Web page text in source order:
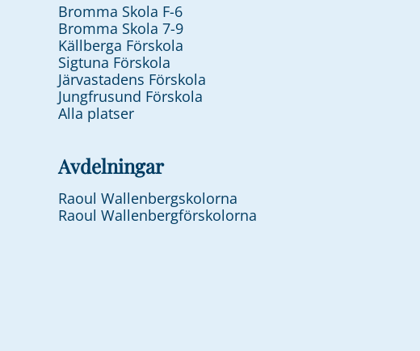
Bromma Skola F-6
Bromma Skola 7-9
Källberga Förskola
Sigtuna Förskola
Järvastadens Förskola
Jungfrusund Förskola
Alla platser
Avdelningar
Raoul Wallenbergskolorna
Raoul Wallenbergförskolorna